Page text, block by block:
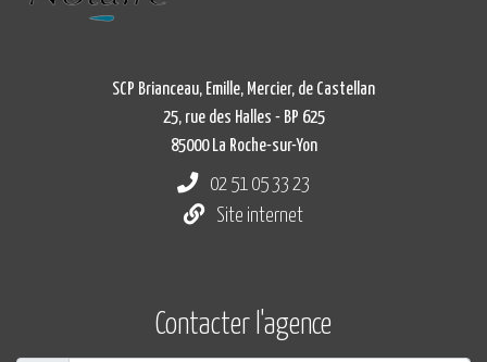
SCP Brianceau, Emille, Mercier, de Castellan
25, rue des Halles - BP 625
85000 La Roche-sur-Yon
02 51 05 33 23
Site internet
Contacter l'agence